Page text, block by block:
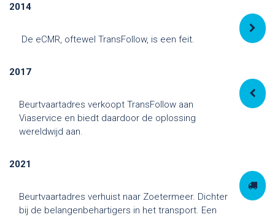
2014
De eCMR, oftewel TransFollow, is een feit.
2017
Beurtvaartadres verkoopt TransFollow aan
Viaservice en biedt daardoor de oplossing
wereldwijd aan.
2021
Beurtvaartadres verhuist naar Zoetermeer. Dichter
bij de belangenbehartigers in het transport. Een